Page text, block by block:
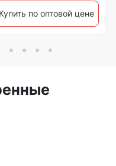
Купить по оптовой цене